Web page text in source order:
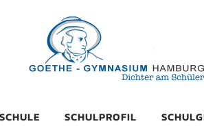
SCHULPROFIL